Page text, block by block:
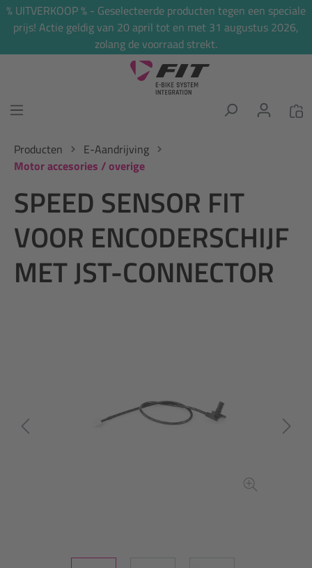
% UITVERKOOP % - Geselecteerde producten tegen een speciale
prijs! Actie geldig van 20 april tot en met 31 augustus 2026,
zolang de voorraad strekt.
Producten
E-Aandrijving
Motor accesories / overige
SPEED SENSOR FIT
VOOR ENCODERSCHIJF
MET JST-CONNECTOR